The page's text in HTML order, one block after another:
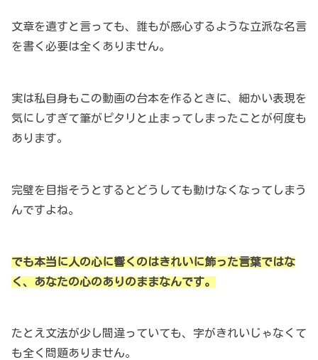
文章を遺すと言っても、誰もが感心するような立派な名言
を書く必要は全くありません。
実は私自身もこの動画の台本を作るときに、細かい表現を
気にしすぎて筆がピタリと止まってしまったことが何度も
あります。
完璧を目指そうとするとどうしても動けなくなってしまう
んですよね。
でも本当に人の心に響くのはきれいに飾った言葉ではな
く、あなたの心のありのままなんです。
たとえ文法が少し間違っていても、字がきれいじゃなくて
も全く問題ありません。